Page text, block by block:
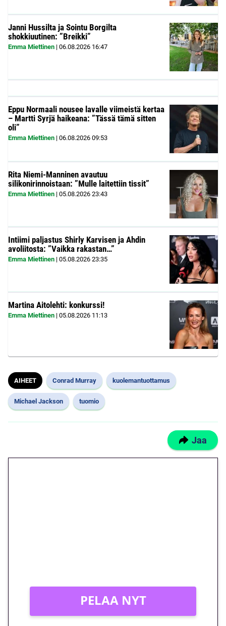
Janni Hussilta ja Sointu Borgilta
shokkiuutinen: ”Breikki”
Emma Miettinen | 06.08.2026 16:47
Eppu Normaali nousee lavalle viimeistä kertaa
– Martti Syrjä haikeana: ”Tässä tämä sitten
oli”
Emma Miettinen | 06.08.2026 09:53
Rita Niemi-Manninen avautuu
silikonirinnoistaan: ”Mulle laitettiin tissit”
Emma Miettinen | 05.08.2026 23:43
Intiimi paljastus Shirly Karvisen ja Ahdin
avoliitosta: ”Vaikka rakastan…”
Emma Miettinen | 05.08.2026 23:35
Martina Aitolehti: konkurssi!
Emma Miettinen | 05.08.2026 11:13
AIHEET Conrad Murray kuolemantuottamus
Michael Jackson tuomio
Jaa
PELAA NYT